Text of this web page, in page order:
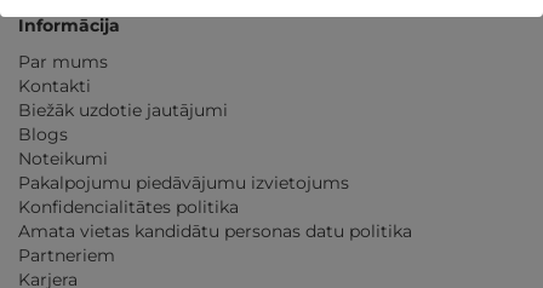
Informācija
Par mums
Kontakti
Biežāk uzdotie jautājumi
Blogs
Noteikumi
Pakalpojumu piedāvājumu izvietojums
Konfidencialitātes politika
Amata vietas kandidātu personas datu politika
Partneriem
Karjera